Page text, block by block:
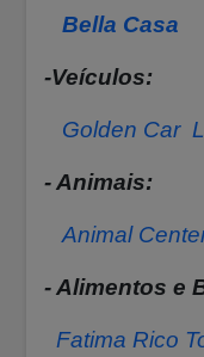
Bella Casa
-Veículos:
Golden Car
- Animais:
Animal
- Alimentos e
Fatima Rico